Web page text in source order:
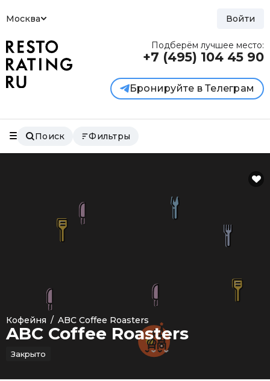
Москва Войти
Подберём лучшее место:
+7 (495) 104 45 90
Бронируйте в Телеграм
Поиск Фильтры
Кофейня / ABC Coffee Roasters
ABC Coffee Roasters
Закрыто